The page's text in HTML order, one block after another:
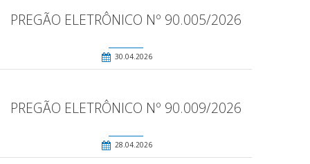
PREGÃO ELETRÔNICO Nº 90.005/2026
30.04.2026
PREGÃO ELETRÔNICO Nº 90.009/2026
28.04.2026